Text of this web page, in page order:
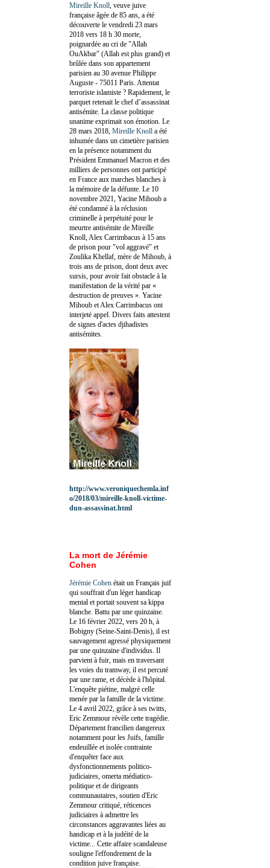
Mireille Knoll , veuve juive
française âgée de 85 ans, a été
découverte le vendredi 23 mars
2018 vers 18 h 30 morte,
poignardée au cri de "Allah
OuAkbar" (Allah est plus grand) et
brûlée dans son appartement
parisien au 30 avenue Philippe
Auguste - 75011 Paris. Attentat
terroriste islamiste ? Rapidement, le
parquet retenait le chef d’assassinat
antisémite. La classe politique
unanime exprimait son émotion. Le
28 mars 2018, Mireille Knoll a été
inhumée dans un cimetière parisien
en la présence notamment du
Président Emmanuel Macron et des
milliers de personnes ont participé
en France aux marches blanches à
la mémoire de la défunte. Le 10
novembre 2021, Yacine Mihoub a
été condamné à la réclusion
criminelle à perpétuité pour le
meurtre antisémite de Mireille
Knoll, Alex Carrimbacus à 15 ans
de prison pour "vol aggravé" et
Zoulika Khellaf, mère de Mihoub, à
trois ans de prison, dont deux avec
sursis, pour avoir fait obstacle à la
manifestation de la vérité par «
destruction de preuves ». Yacine
Mihoub et Alex Carrimbacus ont
interjeté appel. Divers faits attestent
de signes d'actes djihadistes
antisémites.
http://www.veroniquechemla.inf
o/2018/03/mireille-knoll-victime-
dun-assassinat.html
La mort de Jérémie
Cohen
Jérémie Cohen était un Français juif
qui souffrait d'un léger handicap
mental et portait souvent sa kippa
blanche. Battu par une quinzaine.
Le 16 février 2022, vers 20 h, à
Bobigny (Seine-Saint-Denis), il est
sauvagement agressé physiquement
par une quinzaine d'individus. Il
parvient à fuir, mais en traversant
les voies du tramway, il est percuté
par une rame, et décède à l'hôpital.
L'enquête piétine, malgré celle
menée par la famille de la victime.
Le 4 avril 2022, grâce à ses twitts,
Eric Zemmour révèle cette tragédie.
Département francilien dangereux
notamment pour les Juifs, famille
endeuillée et isolée contrainte
d'enquêter face aux
dysfonctionnements politico-
judiciaires, omerta médiatico-
politique et de dirigeants
communautaires, soutien d'Eric
Zemmour critiqué, réticences
judiciaires à admettre les
circonstances aggravantes liées au
handicap et à la judéité de la
victime... Cette affaire scandaleuse
souligne l'effondrement de la
condition juive française.